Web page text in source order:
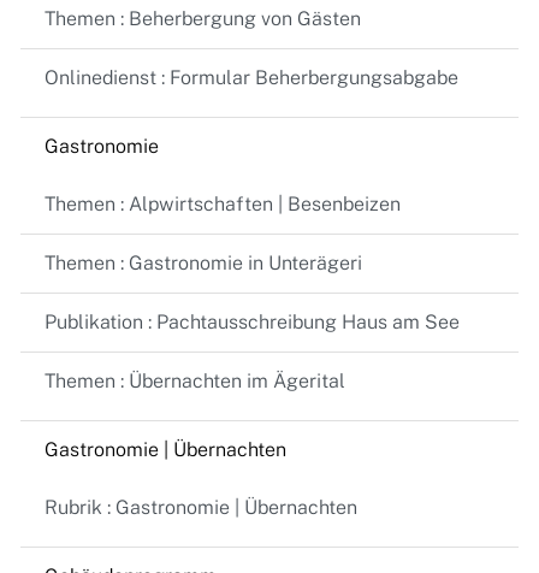
Themen : Beherbergung von Gästen
Onlinedienst : Formular Beherbergungsabgabe
Gastronomie
Themen : Alpwirtschaften | Besenbeizen
Themen : Gastronomie in Unterägeri
Publikation : Pachtausschreibung Haus am See
Themen : Übernachten im Ägerital
Gastronomie | Übernachten
Rubrik : Gastronomie | Übernachten